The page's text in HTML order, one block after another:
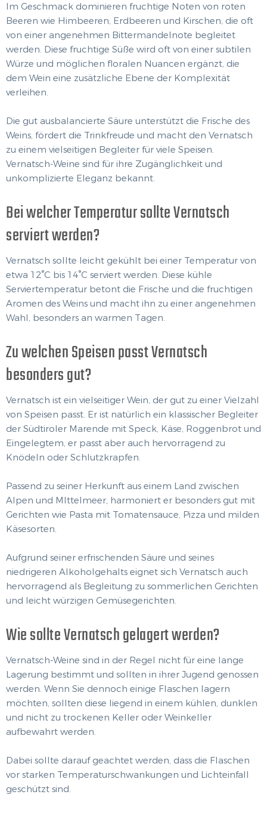
Im Geschmack dominieren fruchtige Noten von roten
Beeren wie Himbeeren, Erdbeeren und Kirschen, die oft
von einer angenehmen Bittermandelnote begleitet
werden. Diese fruchtige Süße wird oft von einer subtilen
Würze und möglichen floralen Nuancen ergänzt, die
dem Wein eine zusätzliche Ebene der Komplexität
verleihen.
Die gut ausbalancierte Säure unterstützt die Frische des
Weins, fördert die Trinkfreude und macht den Vernatsch
zu einem vielseitigen Begleiter für viele Speisen.
Vernatsch-Weine sind für ihre Zugänglichkeit und
unkomplizierte Eleganz bekannt.
Bei welcher Temperatur sollte Vernatsch
serviert werden?
Vernatsch sollte leicht gekühlt bei einer Temperatur von
etwa 12°C bis 14°C serviert werden. Diese kühle
Serviertemperatur betont die Frische und die fruchtigen
Aromen des Weins und macht ihn zu einer angenehmen
Wahl, besonders an warmen Tagen.
Zu welchen Speisen passt Vernatsch
besonders gut?
Vernatsch ist ein vielseitiger Wein, der gut zu einer Vielzahl
von Speisen passt. Er ist natürlich ein klassischer Begleiter
der Südtiroler Marende mit Speck, Käse, Roggenbrot und
Eingelegtem, er passt aber auch hervorragend zu
Knödeln oder Schlutzkrapfen.
Passend zu seiner Herkunft aus einem Land zwischen
Alpen und MIttelmeer, harmoniert er besonders gut mit
Gerichten wie Pasta mit Tomatensauce, Pizza und milden
Käsesorten.
Aufgrund seiner erfrischenden Säure und seines
niedrigeren Alkoholgehalts eignet sich Vernatsch auch
hervorragend als Begleitung zu sommerlichen Gerichten
und leicht würzigen Gemüsegerichten.
Wie sollte Vernatsch gelagert werden?
Vernatsch-Weine sind in der Regel nicht für eine lange
Lagerung bestimmt und sollten in ihrer Jugend genossen
werden. Wenn Sie dennoch einige Flaschen lagern
möchten, sollten diese liegend in einem kühlen, dunklen
und nicht zu trockenen Keller oder Weinkeller
aufbewahrt werden.
Dabei sollte darauf geachtet werden, dass die Flaschen
vor starken Temperaturschwankungen und Lichteinfall
geschützt sind.